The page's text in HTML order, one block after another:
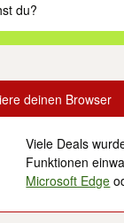
Eingabetaste
deinen Browser
Viele Deals
Funktionen
Microsoft Edge